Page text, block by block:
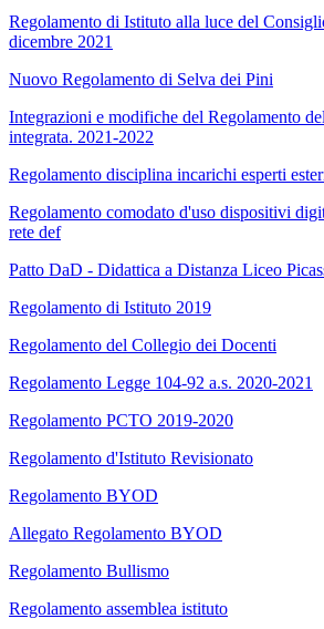
Regolamento di Istituto alla luce del
dicembre 2021
Nuovo Regolamento di Selva dei Pini
Integrazioni e modifiche del Regolamento
integrata. 2021-2022
Regolamento disciplina incarichi esperti
Regolamento comodato d'uso dispositivi
rete def
Patto DaD - Didattica a Distanza Liceo
Regolamento di Istituto 2019
Regolamento del Collegio dei Docenti
Regolamento Legge 104-92 a.s. 2020-2021
Regolamento PCTO 2019-2020
Regolamento d'Istituto Revisionato
Regolamento BYOD
Allegato Regolamento BYOD
Regolamento Bullismo
Regolamento assemblea istituto